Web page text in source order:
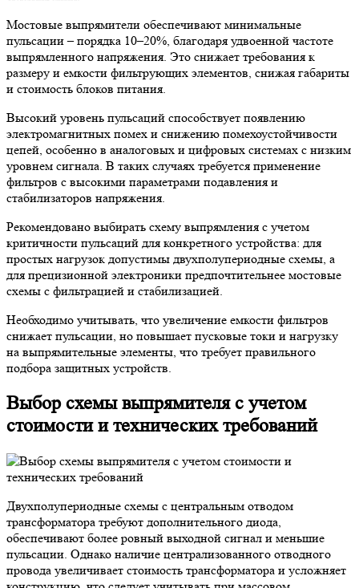
Мостовые выпрямители обеспечивают минимальные
пульсации – порядка 10–20%, благодаря удвоенной частоте
выпрямленного напряжения. Это снижает требования к
размеру и емкости фильтрующих элементов, снижая габариты
и стоимость блоков питания.
Высокий уровень пульсаций способствует появлению
электромагнитных помех и снижению помехоустойчивости
цепей, особенно в аналоговых и цифровых системах с низким
уровнем сигнала. В таких случаях требуется применение
фильтров с высокими параметрами подавления и
стабилизаторов напряжения.
Рекомендовано выбирать схему выпрямления с учетом
критичности пульсаций для конкретного устройства: для
простых нагрузок допустимы двухполупериодные схемы, а
для прецизионной электроники предпочтительнее мостовые
схемы с фильтрацией и стабилизацией.
Необходимо учитывать, что увеличение емкости фильтров
снижает пульсации, но повышает пусковые токи и нагрузку
на выпрямительные элементы, что требует правильного
подбора защитных устройств.
Выбор схемы выпрямителя с учетом
стоимости и технических требований
Двухполупериодные схемы с центральным отводом
трансформатора требуют дополнительного диода,
обеспечивают более ровный выходной сигнал и меньшие
пульсации. Однако наличие централизованного отводного
провода увеличивает стоимость трансформатора и усложняет